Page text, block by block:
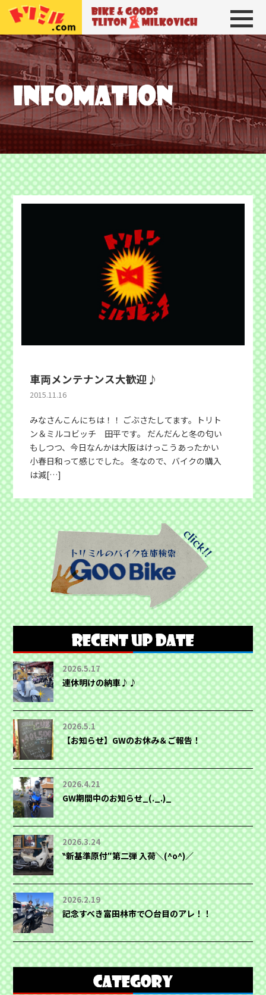
トリトン＆ミルコビッチ BIKE＆
車両メンテナンス大歓迎♪
2015.11.16
みなさんこんにちは！！ ごぶさたしてます。トリト
ン＆ミルコビッチ 田平です。 だんだんと冬の匂い
もしつつ、今日なんかは大阪はけっこうあったかい
小春日和って感じでした。 冬なので、バイクの購入
は減[…]
2026.5.17
連休明けの納車♪♪
2026.5.1
【お知らせ】GWのお休み＆ご報告！
2026.4.21
GW期間中のお知らせ_(._.)_
2026.3.24
‶新基準原付″第二弾 入荷＼(^o^)／
2026.2.19
記念すべき富田林市で〇台目のアレ！！